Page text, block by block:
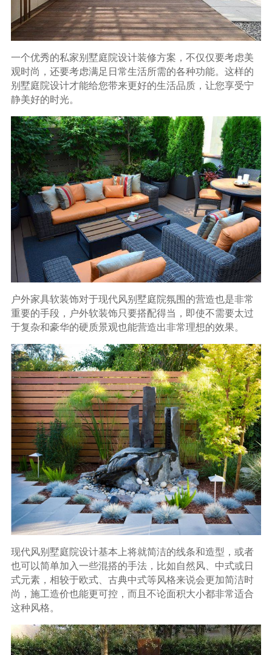
一个优秀的私家别墅庭院设计装修方案，不仅仅要考虑美
观时尚，还要考虑满足日常生活所需的各种功能。这样的
别墅庭院设计才能给您带来更好的生活品质，让您享受宁
静美好的时光。
户外家具软装饰对于现代风别墅庭院氛围的营造也是非常
重要的手段，户外软装饰只要搭配得当，即使不需要太过
于复杂和豪华的硬质景观也能营造出非常理想的效果。
现代风别墅庭院设计基本上将就简洁的线条和造型，或者
也可以简单加入一些混搭的手法，比如自然风、中式或日
式元素，相较于欧式、古典中式等风格来说会更加简洁时
尚，施工造价也能更可控，而且不论面积大小都非常适合
这种风格。